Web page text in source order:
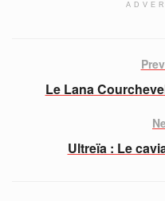
Le Lana
Ultreïa : Le